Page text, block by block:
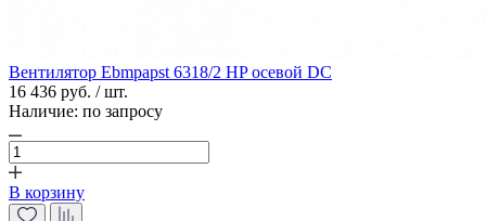
Вентилятор Ebmpapst 6318/2 HP осевой DC
16 436 руб. / шт.
Наличие: по запросу
В корзину